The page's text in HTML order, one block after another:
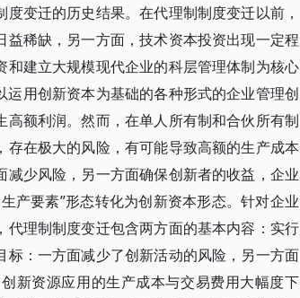
变迁的历史结果。在代理制制度变迁以前，
稀缺，另一方面，技术资本投资出现一定程
建立大规模现代企业的科层管理体制为核心
用创新资本为基础的各种形式的企业管理创
额利润。然而，在单人所有制和合伙所有制
在极大的风险，有可能导致高额的生产成本
少风险，另一方面确保创新者的收益，企业
产要素”形态转化为创新资本形态。针对企业
理制制度变迁包含两方面的基本内容：实行
：一方面减少了创新活动的风险，另一方面
新资源应用的生产成本与交易费用大幅度下